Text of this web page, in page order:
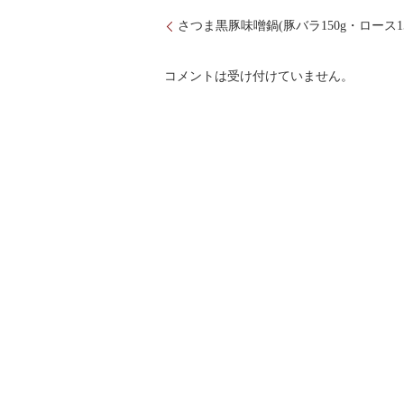
さつま黒豚味噌鍋(豚バラ150g・ロース
コメントは受け付けていません。